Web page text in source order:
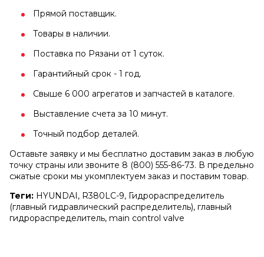
Прямой поставщик.
Товары в наличии.
Поставка по Рязани от 1 суток.
Гарантийный срок - 1 год.
Свыше 6 000 агрегатов и запчастей в каталоге.
Выставление счета за 10 минут.
Точный подбор деталей.
Оставьте заявку и мы бесплатно доставим заказ в любую
точку страны или звоните 8 (800) 555-86-73. В предельно
сжатые сроки мы укомплектуем заказ и поставим товар.
Теги: HYUNDAI, R380LC-9, Гидрораспределитель
(главный гидравлический распределитель), главный
гидрораспределитель, main control valve